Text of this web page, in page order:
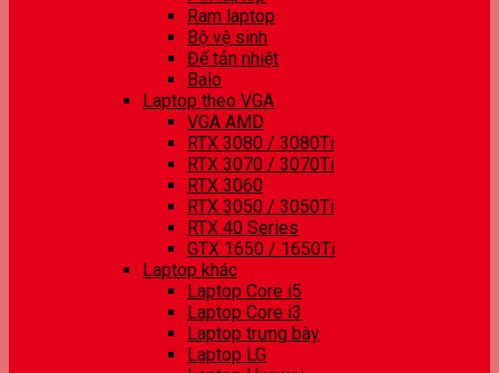
Ram laptop
Bộ vệ sinh
Đế tản nhiệt
Balo
Laptop theo VGA
VGA AMD
RTX 3080 / 3080Ti
RTX 3070 / 3070Ti
RTX 3060
RTX 3050 / 3050Ti
RTX 40 Series
GTX 1650 / 1650Ti
Laptop khác
Laptop Core i5
Laptop Core i3
Laptop trưng bày
Laptop LG